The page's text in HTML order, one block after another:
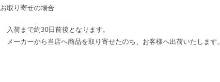
お取り寄せの場合
入荷まで約30日前後となります。
メーカーから当店へ商品を取り寄せたのち、お客様へ出荷いたします。